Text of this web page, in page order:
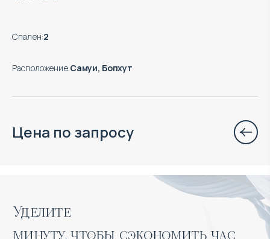
Спален:2
Расположение:Самуи, Бопхут
Цена по запросу
Уделите
минуту, чтобы сэкономить час